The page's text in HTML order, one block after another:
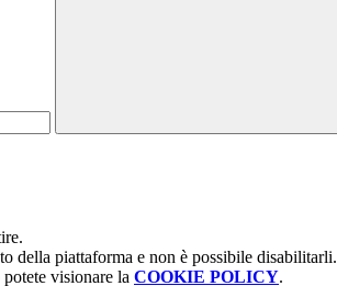
della piattaforma e non è possibile disabilitarli.
visionare la COOKIE POLICY.